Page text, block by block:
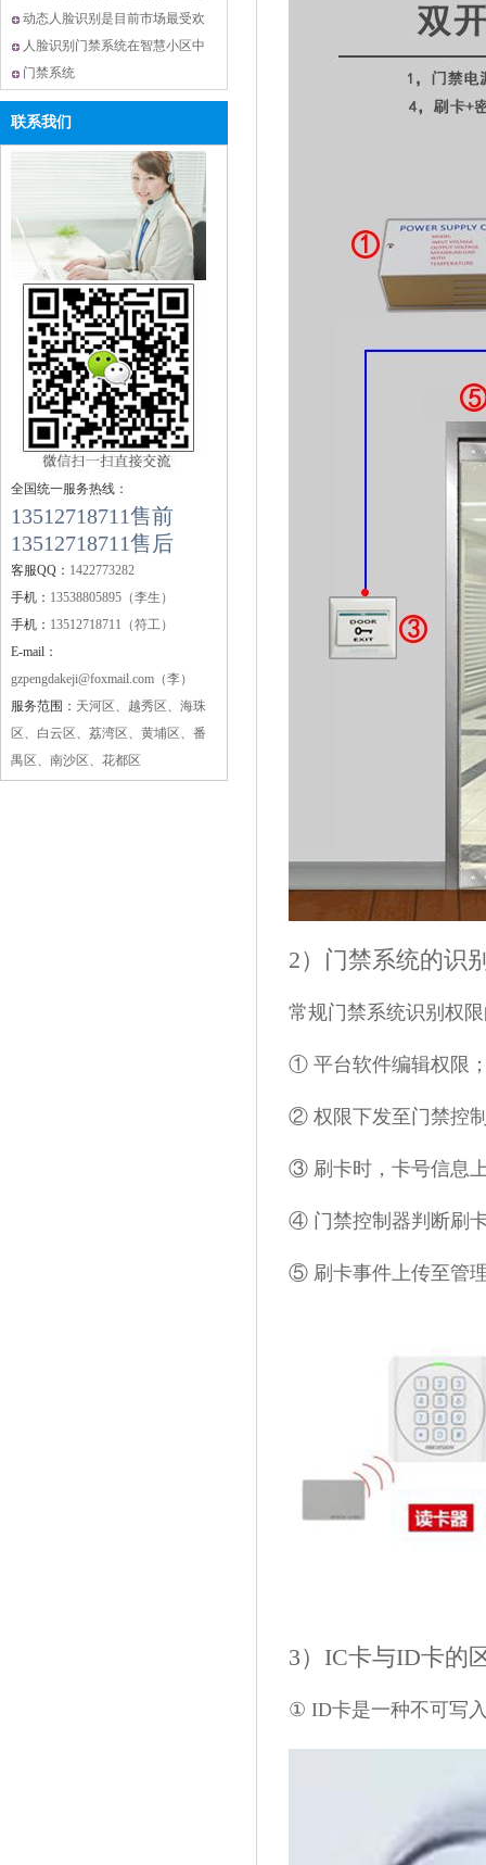
浮技术与智能化升级引领未来
动态人脸识别是目前市场最受欢
迎的门禁系统
人脸识别门禁系统在智慧小区中
的应用
门禁系统
联系我们
全国统一服务热线：
13512718711售前
13512718711售后
客服QQ： 1422773282
手机： 13538805895（李生）
手机： 13512718711（符工）
E-mail：
gzpengdakeji@foxmail.com（李）
服务范围： 天河区、越秀区、海珠
区、白云区、荔湾区、黄埔区、番
禺区、南沙区、花都区
2）门禁系统的识
常规门禁系统识别权
① 平台软件编辑权限
② 权限下发至门禁控
③ 刷卡时，卡号信息
④ 门禁控制器判断刷
⑤ 刷卡事件上传至管
3）IC卡与ID卡的
① ID卡是一种不可写